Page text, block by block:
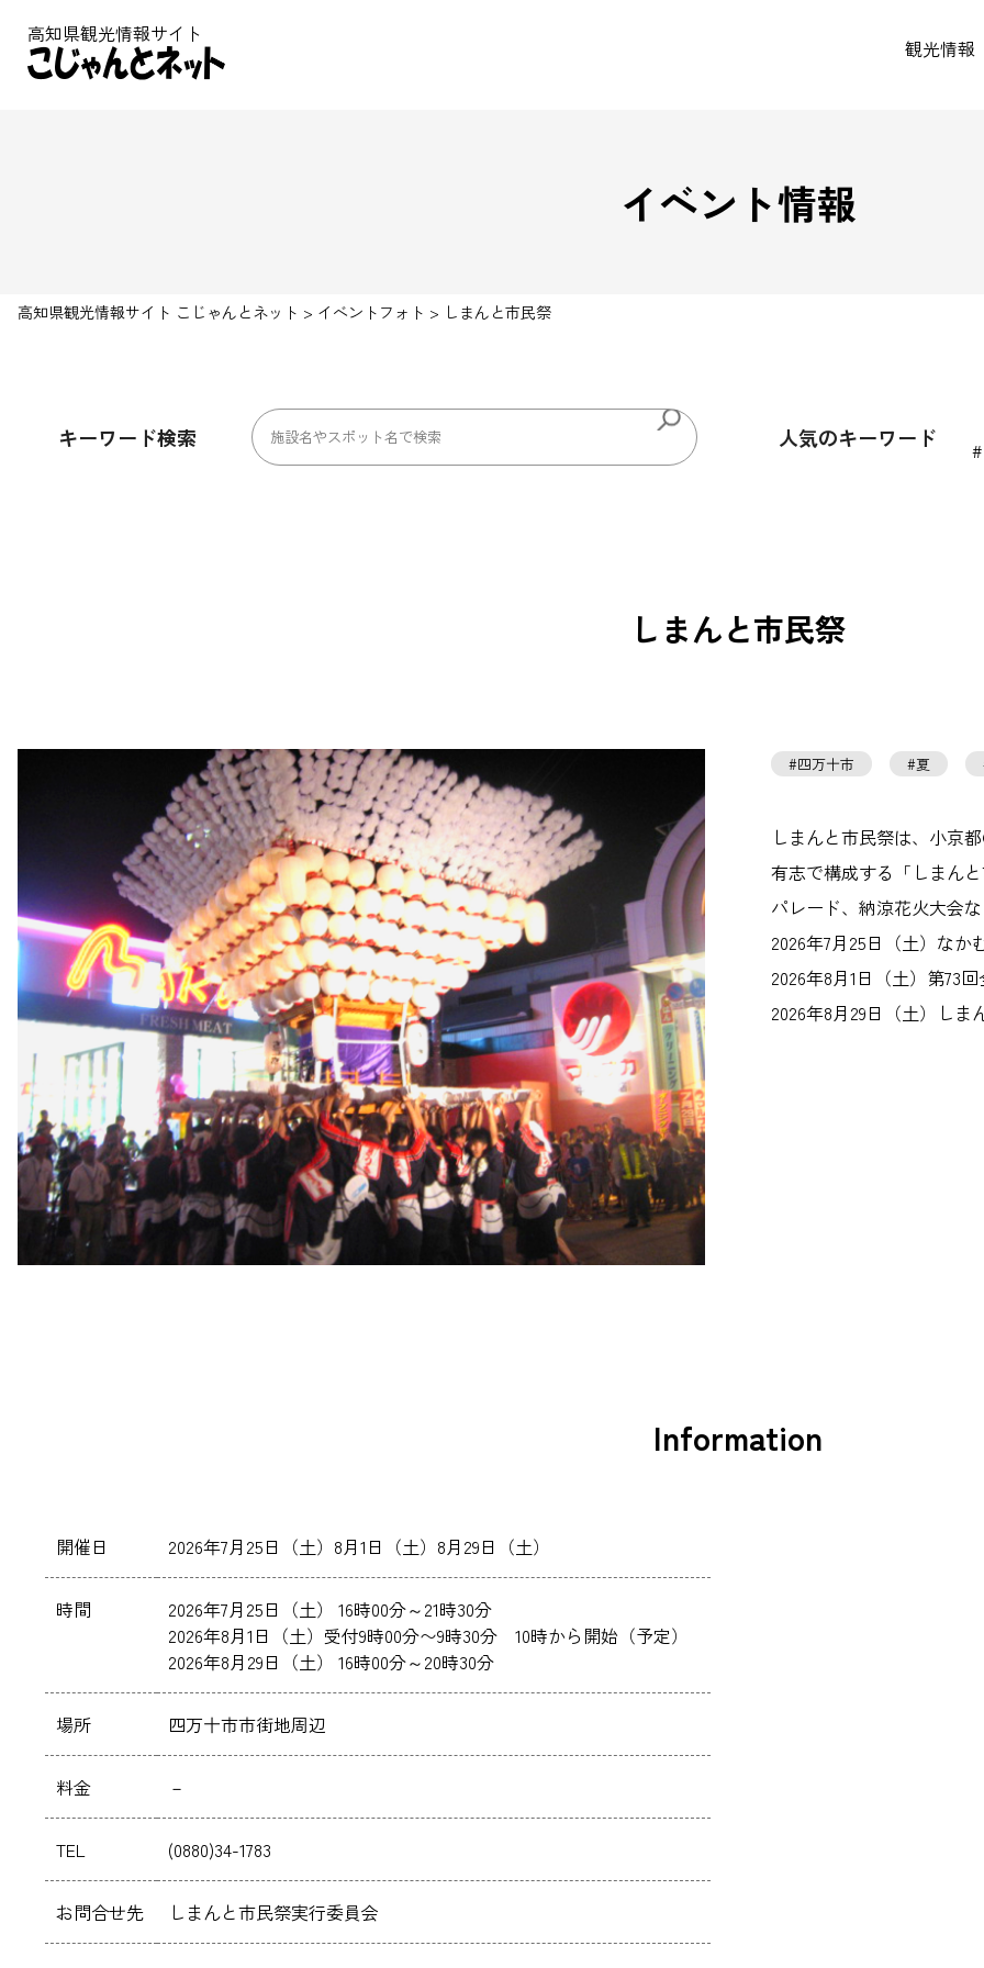
高知県観光情報サイト
観光情報
イベント情報
高知県観光情報サイト こじゃんとネット > イベントフォト > しまんと市民祭
キーワード検索 人気のキーワード
しまんと市民祭
四万十市 夏
しまんと市民祭は、小京
有志で構成する「しまん
パレード、納涼花火大会
2026年7月25日（土）な
2026年8月1日（土）第73
2026年8月29日（土）しま
Information
開催日 2026年7月25日（土）8月1日（土）8月29日（土）
時間
2026年7月25日（土） 16時00分～21時30分
2026年8月1日（土）受付9時00分〜9時30分 10時から開始（予定）
2026年8月29日（土） 16時00分～20時30分
場所 四万十市市街地周辺
料金 －
TEL (0880)34-1783
お問合せ先 しまんと市民祭実行委員会